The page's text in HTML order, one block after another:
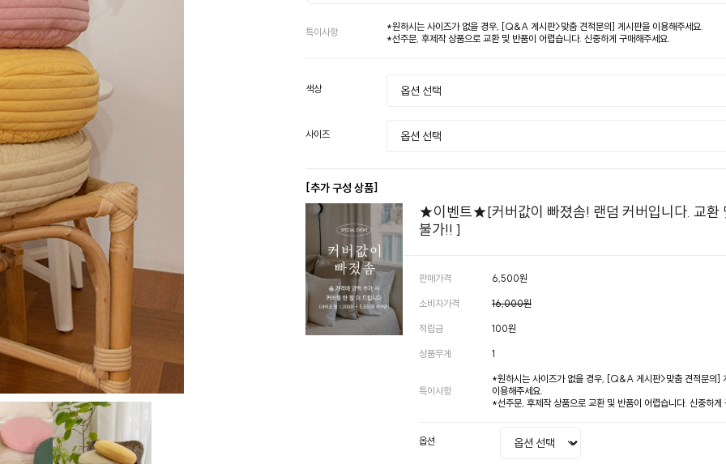
특이사항
*원하시는 사이즈가 없을 경우, [Q&A 게시판>맞춤 견적문의] 게시판을 이용해주세요.
*선주문, 후제작 상품으로 교환 및 반품이 어렵습니다. 신중하게 구매해주세요.
색상
사이즈
[추가 구성 상품]
★이벤트★[커버값이 빠졌솜! 랜덤 커버입니다. 교환
불가!! ]
판매가격 6,500원
소비자가격 16,000원
적립금 100원
상품무게 1
특이사항
*원하시는 사이즈가 없을 경우, [Q&A 게시판>맞춤 견적문의]
이용해주세요.
*선주문, 후제작 상품으로 교환 및 반품이 어렵습니다. 신중하게
옵션